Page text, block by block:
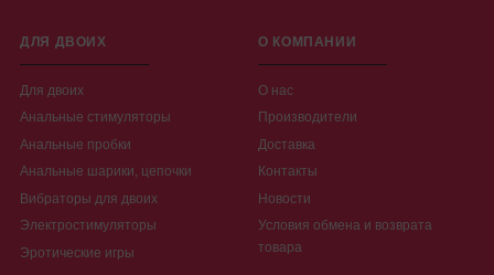
ДЛЯ ДВОИХ
Для двоих
Анальные стимуляторы
Анальные пробки
Анальные шарики, цепочки
Вибраторы для двоих
Электростимуляторы
Эротические игры
О КОМПАНИИ
О нас
Производители
Доставка
Контакты
Новости
Условия обмена и возврата
товара